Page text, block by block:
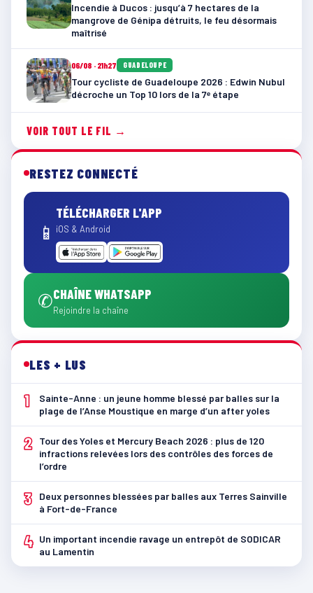
Incendie à Ducos : jusqu’à 7 hectares de la
mangrove de Génipa détruits, le feu désormais
maîtrisé
06/08 · 21h27 GUADELOUPE
Tour cycliste de Guadeloupe 2026 : Edwin Nubul
décroche un Top 10 lors de la 7ᵉ étape
VOIR TOUT LE FIL →
RESTEZ CONNECTÉ
📱
TÉLÉCHARGER L'APP
iOS & Android
✆CHAÎNE WHATSAPP
Rejoindre la chaîne
LES + LUS
1
Sainte-Anne : un jeune homme blessé par balles sur la
plage de l’Anse Moustique en marge d’un after yoles
2
Tour des Yoles et Mercury Beach 2026 : plus de 120
infractions relevées lors des contrôles des forces de
l’ordre
3
Deux personnes blessées par balles aux Terres Sainville
à Fort-de-France
4 Un important incendie ravage un entrepôt de SODICAR
au Lamentin